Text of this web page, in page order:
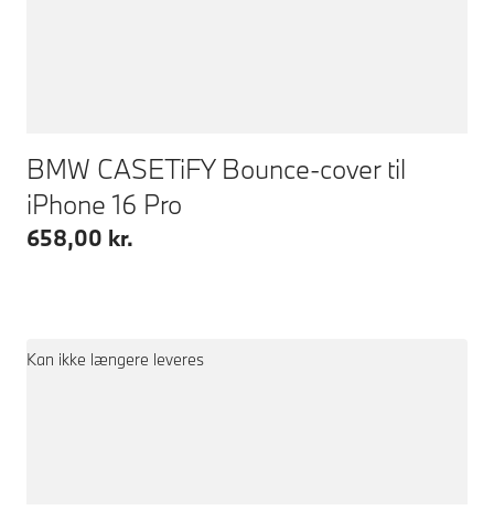
BMW CASETiFY Bounce-cover til
iPhone 16 Pro
658,00 kr.
Kan ikke længere leveres